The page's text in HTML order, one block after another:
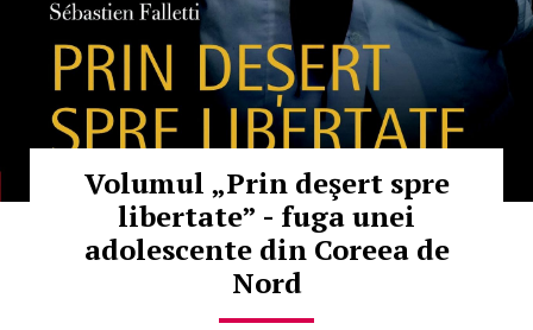
Volumul „Prin deşert spre
libertate” - fuga unei
adolescente din Coreea de
Nord